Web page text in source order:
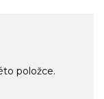
položce.